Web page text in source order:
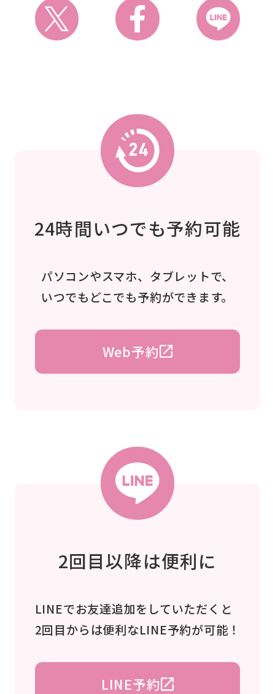
24時間いつでも予約可能
パソコンやスマホ、タブレットで、
いつでもどこでも予約ができます。
Web予約
2回目以降は便利に
LINEでお友達追加をしていただくと
2回目からは便利なLINE予約が可能！
LINE予約